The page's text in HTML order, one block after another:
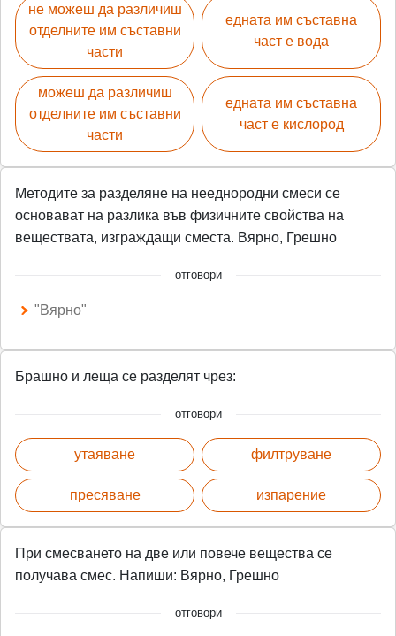
не можеш да различиш
отделните им съставни
части
можеш да различиш
отделните им съставни
части
едната им съставна
част е вода
едната им съставна
част е кислород
Методите за разделяне на нееднородни смеси се
основават на разлика във физичните свойства на
веществата, изграждащи сместа. Вярно, Грешно
отговори
"Вярно"
Брашно и леща се разделят чрез:
отговори
утаяване
пресяване
филтруване
изпарение
При смесването на две или повече вещества се
получава смес. Напиши: Вярно, Грешно
отговори